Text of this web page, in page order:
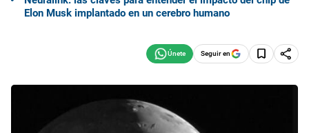
Elon Musk implantado en un cerebro humano
Seguir en